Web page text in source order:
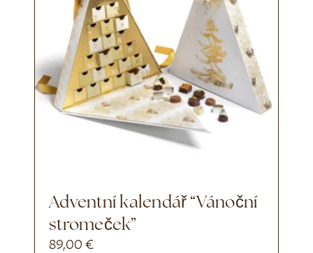
Adventní kalendář “Vánoční
stromeček”
89,00€